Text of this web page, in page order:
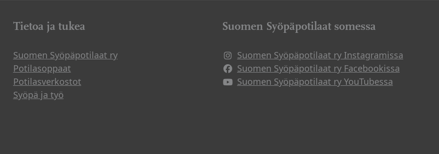
Tietoa ja tukea
Suomen Syöpäpotilaat ry
Potilasoppaat
Potilasverkostot
Syöpä ja työ
Suomen Syöpäpotilaat somessa
Suomen Syöpäpotilaat ry Instagramissa
Suomen Syöpäpotilaat ry Facebookissa
Suomen Syöpäpotilaat ry YouTubessa